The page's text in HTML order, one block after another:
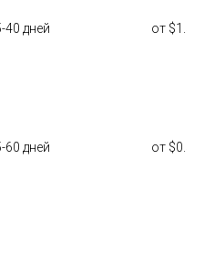
40 дней от $1.5-3
60 дней от $0.5-